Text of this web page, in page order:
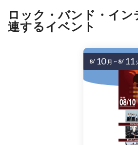
ロック・バンド・イン
連するイベント
8/ 10 月 ~ 8/ 11